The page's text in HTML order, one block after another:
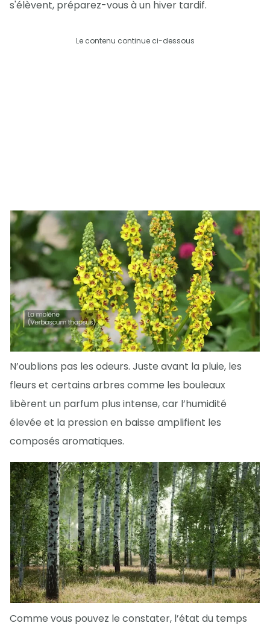
s'élèvent, préparez-vous à un hiver tardif.
Le contenu continue ci-dessous
N’oublions pas les odeurs. Juste avant la pluie, les
fleurs et certains arbres comme les bouleaux
libèrent un parfum plus intense, car l’humidité
élevée et la pression en baisse amplifient les
composés aromatiques.
Comme vous pouvez le constater, l’état du temps